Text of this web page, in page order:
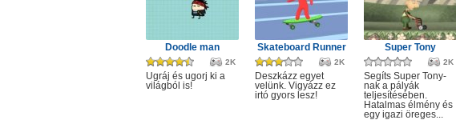
Doodle man
2K
Ugráj és ugorj ki a
világból is!
Skateboard Runner
2K
Deszkázz egyet
velünk. Vigyázz ez
irtó gyors lesz!
Super Tony
2K
Segíts Super Tony-
nak a pályák
teljesítésében.
Hatalmas élmény és
egy igazi öreges...